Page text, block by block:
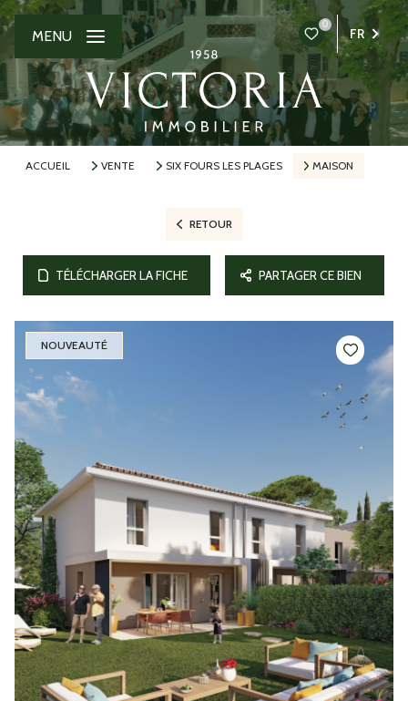
0
FR
MENU
ACCUEIL VENTE SIX FOURS LES PLAGES MAISON
RETOUR
TÉLÉCHARGER LA FICHE PARTAGER CE BIEN
NOUVEAUTÉ